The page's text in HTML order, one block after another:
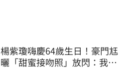
楊紫瓊嗨慶64歲生日！豪門尪
曬「甜蜜接吻照」放閃：我親